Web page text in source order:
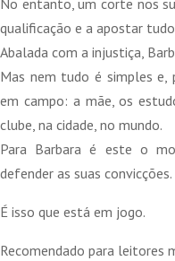
qualificação e a apostar
Abalada com a injustiça,
Mas nem tudo é simples e,
em campo: a mãe, os
clube, na cidade, no mundo.
Para Barbara é este o
defender as suas convicções.
É isso que está em jogo.
Recomendado para leitores